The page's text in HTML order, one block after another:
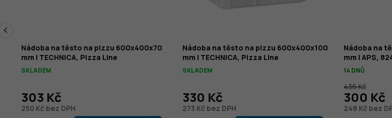
Nádoba na těsto na pizzu 600x400x70
mm | TECHNICA, Pizza Line
SKLADEM
250 Kč bez DPH
303 Kč
Nádoba na těsto na pizzu 600x400x100
mm | TECHNICA, Pizza Line
SKLADEM
273 Kč bez DPH
330 Kč
Nádoba na
mm | APS,
14 DNŮ
248 Kč bez
436 Kč
300 Kč